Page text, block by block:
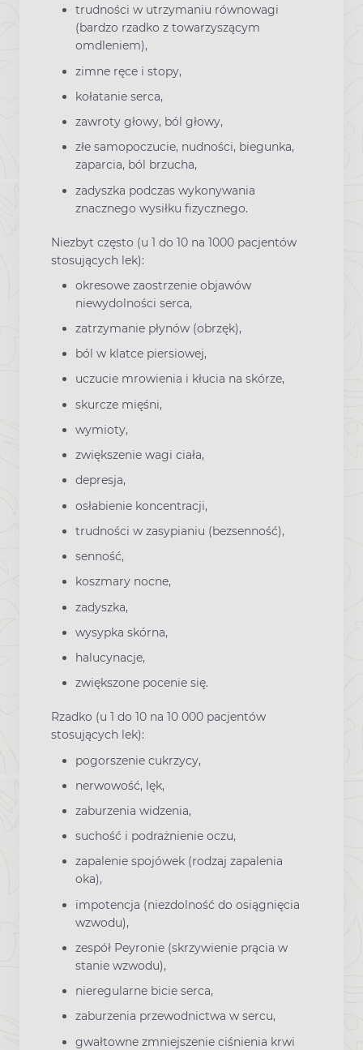
trudności w utrzymaniu równowagi
(bardzo rzadko z towarzyszącym
omdleniem),
zimne ręce i stopy,
kołatanie serca,
zawroty głowy, ból głowy,
złe samopoczucie, nudności, biegunka,
zaparcia, ból brzucha,
zadyszka podczas wykonywania
znacznego wysiłku fizycznego.
Niezbyt często (u 1 do 10 na 1000 pacjentów
stosujących lek):
okresowe zaostrzenie objawów
niewydolności serca,
zatrzymanie płynów (obrzęk),
ból w klatce piersiowej,
uczucie mrowienia i kłucia na skórze,
skurcze mięśni,
wymioty,
zwiększenie wagi ciała,
depresja,
osłabienie koncentracji,
trudności w zasypianiu (bezsenność),
senność,
koszmary nocne,
zadyszka,
wysypka skórna,
halucynacje,
zwiększone pocenie się.
Rzadko (u 1 do 10 na 10 000 pacjentów
stosujących lek):
pogorszenie cukrzycy,
nerwowość, lęk,
zaburzenia widzenia,
suchość i podrażnienie oczu,
zapalenie spojówek (rodzaj zapalenia
oka),
impotencja (niezdolność do osiągnięcia
wzwodu),
zespół Peyronie (skrzywienie prącia w
stanie wzwodu),
nieregularne bicie serca,
zaburzenia przewodnictwa w sercu,
gwałtowne zmniejszenie ciśnienia krwi